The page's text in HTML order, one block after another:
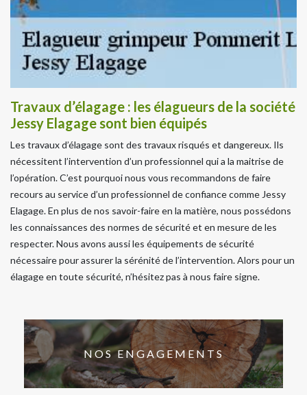
Travaux d’élagage : les élagueurs de la société
Jessy Elagage sont bien équipés
Les travaux d’élagage sont des travaux risqués et dangereux. Ils
nécessitent l’intervention d’un professionnel qui a la maitrise de
l’opération. C’est pourquoi nous vous recommandons de faire
recours au service d’un professionnel de confiance comme Jessy
Elagage. En plus de nos savoir-faire en la matière, nous possédons
les connaissances des normes de sécurité et en mesure de les
respecter. Nous avons aussi les équipements de sécurité
nécessaire pour assurer la sérénité de l’intervention. Alors pour un
élagage en toute sécurité, n’hésitez pas à nous faire signe.
NOS ENGAGEMENTS